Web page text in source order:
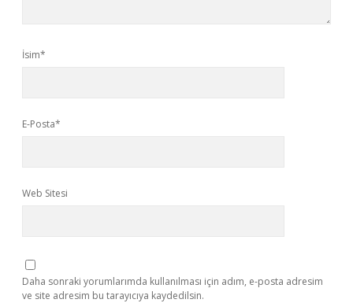
İsim*
E-Posta*
Web Sitesi
Daha sonraki yorumlarımda kullanılması için adım, e-posta adresim
ve site adresim bu tarayıcıya kaydedilsin.